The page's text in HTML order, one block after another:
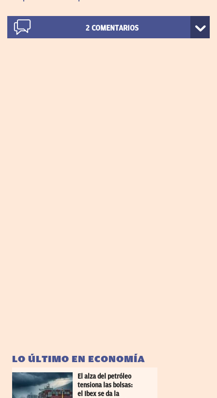
2 COMENTARIOS
LO ÚLTIMO EN ECONOMÍA
El alza del petróleo
tensiona las bolsas:
el Ibex se da la